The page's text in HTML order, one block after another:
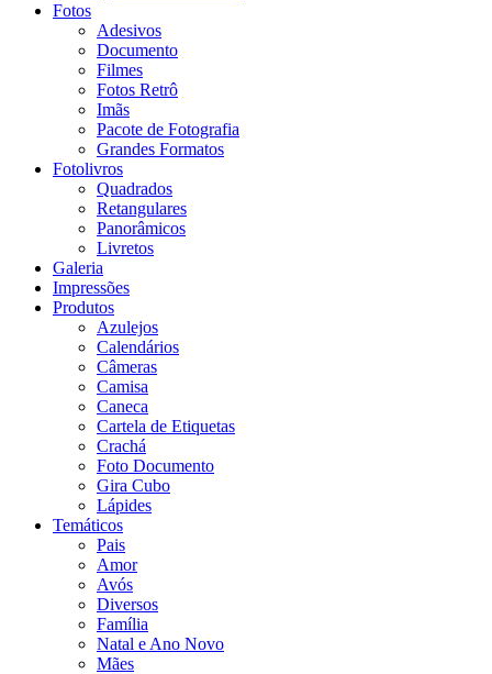
Fotos
Adesivos
Documento
Filmes
Fotos Retrô
Imãs
Pacote de Fotografia
Grandes Formatos
Fotolivros
Quadrados
Retangulares
Panorâmicos
Livretos
Galeria
Impressões
Produtos
Azulejos
Calendários
Câmeras
Camisa
Caneca
Cartela de Etiquetas
Crachá
Foto Documento
Gira Cubo
Lápides
Temáticos
Pais
Amor
Avós
Diversos
Família
Natal e Ano Novo
Mães